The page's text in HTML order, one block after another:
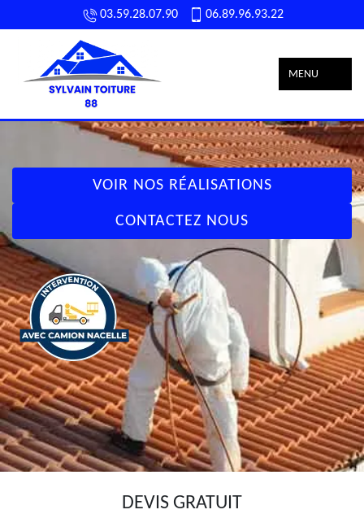
03.59.28.07.90 06.89.96.93.22
MENU
VOIR NOS RÉALISATIONS
CONTACTEZ NOUS
DEVIS GRATUIT